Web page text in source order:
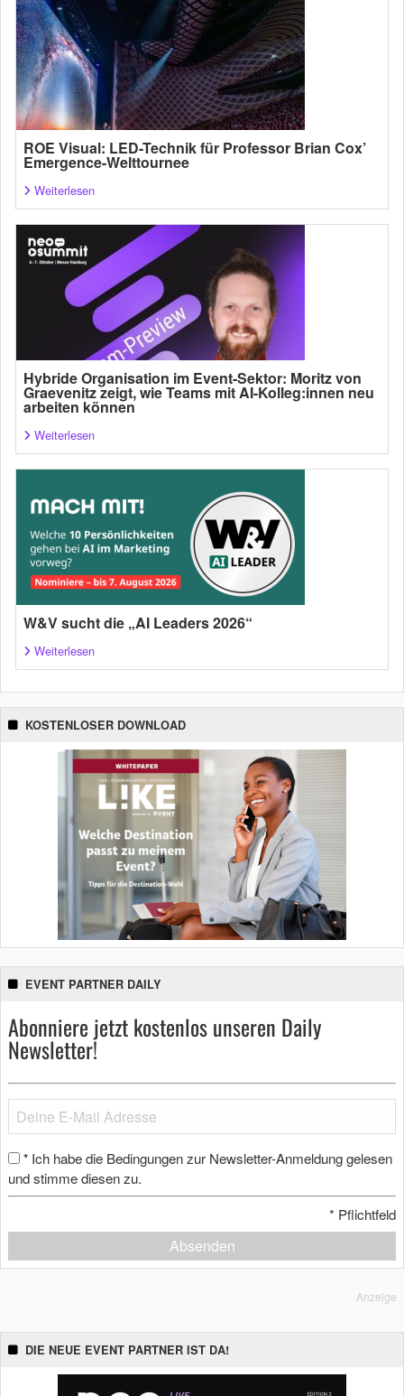
ROE Visual: LED-Technik für Professor Brian Cox’
Emergence-Welttournee
Weiterlesen
Hybride Organisation im Event-Sektor: Moritz von
Graevenitz zeigt, wie Teams mit AI-Kolleg:innen neu
arbeiten können
Weiterlesen
W&V sucht die „AI Leaders 2026“
Weiterlesen
KOSTENLOSER DOWNLOAD
EVENT PARTNER DAILY
Abonniere jetzt kostenlos unseren Daily
Newsletter!
* Ich habe die Bedingungen zur Newsletter-Anmeldung gelesen
und stimme diesen zu.
* Pflichtfeld
Absenden
Anzeige
DIE NEUE EVENT PARTNER IST DA!